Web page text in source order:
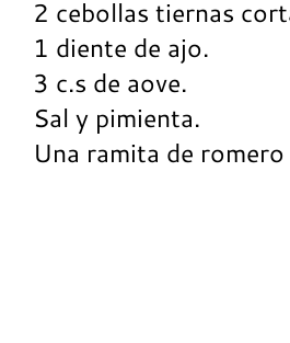
2 cebollas tiernas
1 diente de ajo.
3 c.s de aove.
Sal y pimienta.
Una ramita de